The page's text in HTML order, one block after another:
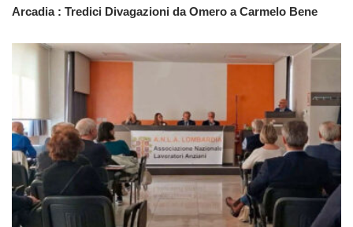
Arcadia : Tredici Divagazioni da Omero a Carmelo Bene